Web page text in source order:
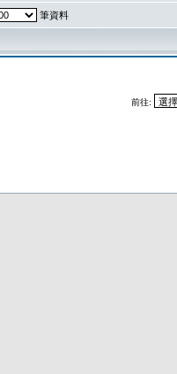
筆資料
前往: